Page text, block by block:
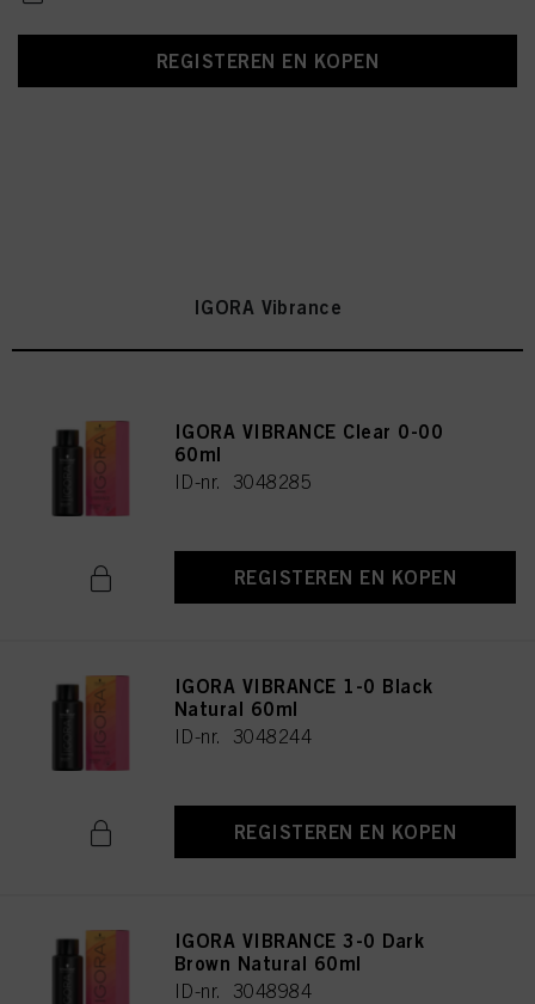
REGISTEREN EN KOPEN
IGORA Vibrance
IGORA VIBRANCE Clear 0-00
60ml
ID-nr. 3048285
REGISTEREN EN KOPEN
IGORA VIBRANCE 1-0 Black
Natural 60ml
ID-nr. 3048244
REGISTEREN EN KOPEN
IGORA VIBRANCE 3-0 Dark
Brown Natural 60ml
ID-nr. 3048984